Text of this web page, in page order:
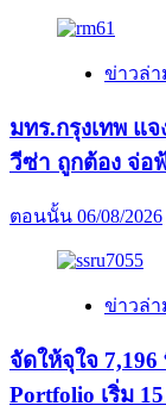
ข่าวล่า
มทร.กรุงเทพ แ
วีซ่า ถูกต้อง จ่อ
ตอนนั้น 06/08/2026
ข่าวล่า
จัดให้จุใจ
Portfolio เริ่ม